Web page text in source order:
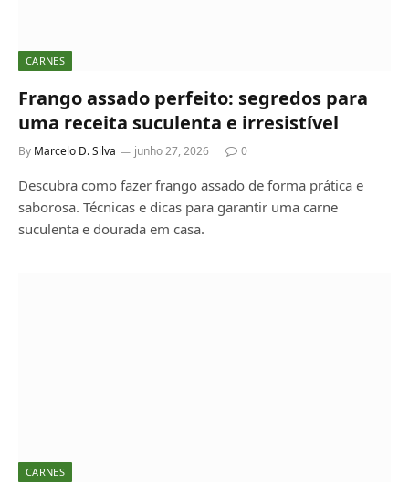
CARNES
Frango assado perfeito: segredos para
uma receita suculenta e irresistível
By Marcelo D. Silva junho 27, 2026 0
Descubra como fazer frango assado de forma prática e
saborosa. Técnicas e dicas para garantir uma carne
suculenta e dourada em casa.
CARNES